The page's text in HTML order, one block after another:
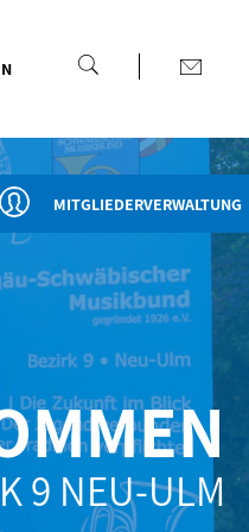
9 NEU-ULM
MITGLIEDERVERWALTUNG